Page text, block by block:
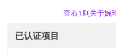
查看1则关于婉
已认证项目